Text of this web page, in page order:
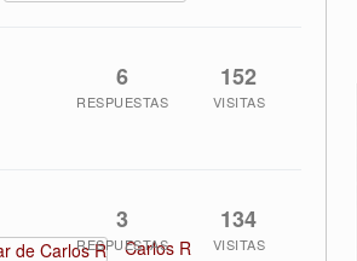
6
RESPUESTAS
152
VISITAS
Carlos R
3
RESPUESTAS
134
VISITAS